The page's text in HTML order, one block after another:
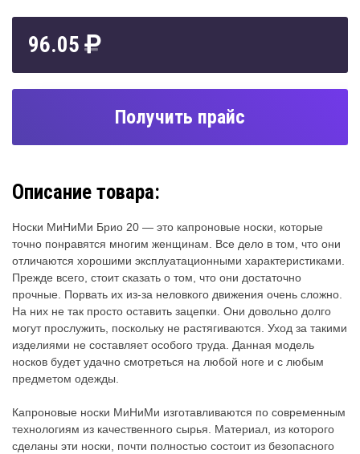
96.05
Получить прайс
Описание товара:
Носки МиНиМи Брио 20 — это капроновые носки, которые
точно понравятся многим женщинам. Все дело в том, что они
отличаются хорошими эксплуатационными характеристиками.
Прежде всего, стоит сказать о том, что они достаточно
прочные. Порвать их из-за неловкого движения очень сложно.
На них не так просто оставить зацепки. Они довольно долго
могут прослужить, поскольку не растягиваются. Уход за такими
изделиями не составляет особого труда. Данная модель
носков будет удачно смотреться на любой ноге и с любым
предметом одежды.
Капроновые носки МиНиМи изготавливаются по современным
технологиям из качественного сырья. Материал, из которого
сделаны эти носки, почти полностью состоит из безопасного